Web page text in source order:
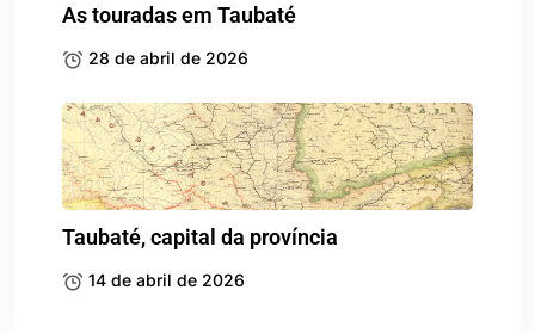
As touradas em Taubaté
28 de abril de 2026
Taubaté, capital da província
14 de abril de 2026